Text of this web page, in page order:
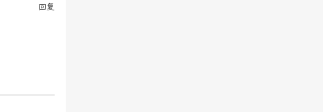
回复